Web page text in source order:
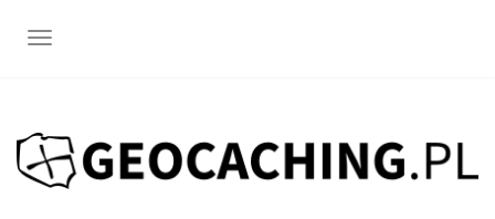
TOGGLE NAVIGATION